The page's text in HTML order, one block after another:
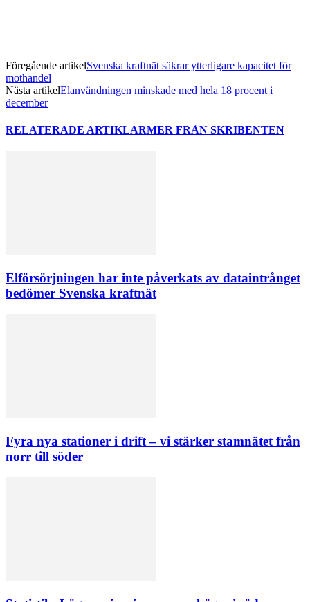
Föregående artikelSvenska kraftnät säkrar ytterligare kapacitet för
mothandel
Nästa artikelElanvändningen minskade med hela 18 procent i
december
RELATERADE ARTIKLARMER FRÅN SKRIBENTEN
Elförsörjningen har inte påverkats av dataintrånget
bedömer Svenska kraftnät
Fyra nya stationer i drift – vi stärker stamnätet från
norr till söder